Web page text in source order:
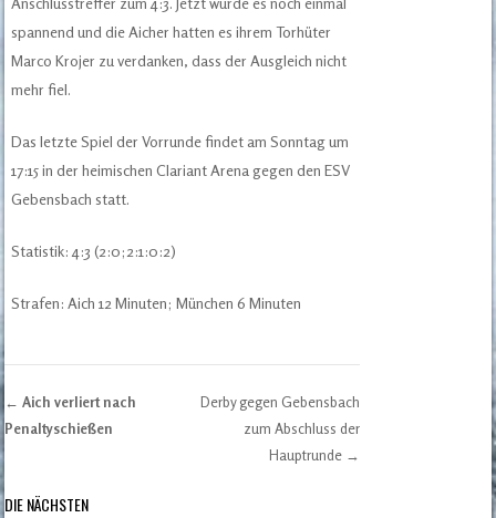
spannend und die Aicher hatten es ihrem Torhüter
Marco Krojer zu verdanken, dass der Ausgleich nicht
mehr fiel.
Das letzte Spiel der Vorrunde findet am Sonntag um
17:15 in der heimischen Clariant Arena gegen den ESV
Gebensbach statt.
Statistik: 4:3 (2:0;2:1:0:2)
Strafen: Aich 12 Minuten; München 6 Minuten
Post navigation
← Aich verliert nach
Penaltyschießen
Derby gegen Gebensbach
zum Abschluss der
Hauptrunde →
DIE NÄCHSTEN